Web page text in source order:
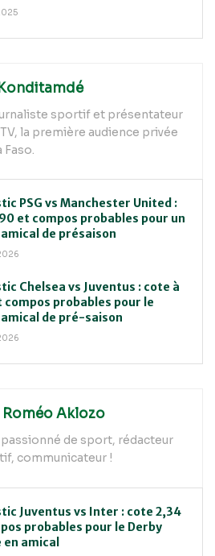
sportif et présentateur
TV, la première audience privée
Faso.
PSG vs Manchester United :
et compos probables pour un
de présaison
Chelsea vs Juventus : cote à
compos probables pour le
de pré-saison
Aklozo
de sport, rédacteur
communicateur !
Juventus vs Inter : cote 2,34
probables pour le Derby
en amical